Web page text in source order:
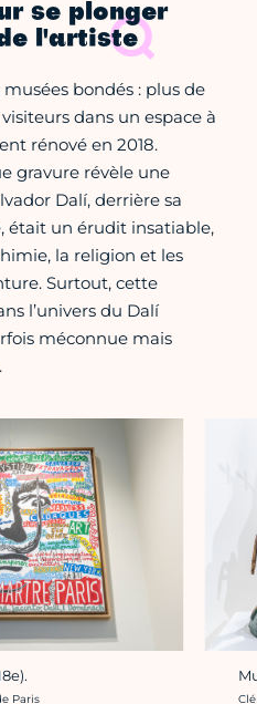
se plonger
l'artiste
bondés : plus de
dans un espace à
rénové en 2018.
gravure révèle une
Dalí, derrière sa
était un érudit insatiable,
la religion et les
Surtout, cette
l’univers du Dalí
méconnue mais
Paris